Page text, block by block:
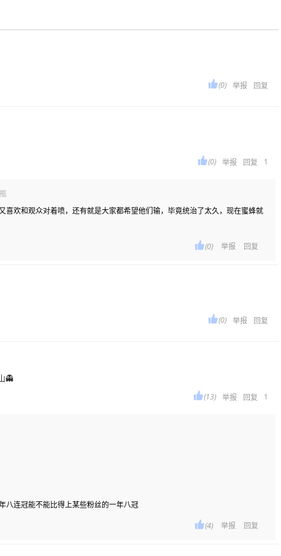
回复
举报
(0)
1
回复
举报
(0)
喜欢和观众对着喷，还有就是大家都希望他们输，毕竟统治了太久，现在蜜蜂就
(0) 举报 回复
回复
举报
(0)
👻
1
回复
举报
(13)
八连冠能不能比得上某些粉丝的一年八冠
(4) 举报 回复